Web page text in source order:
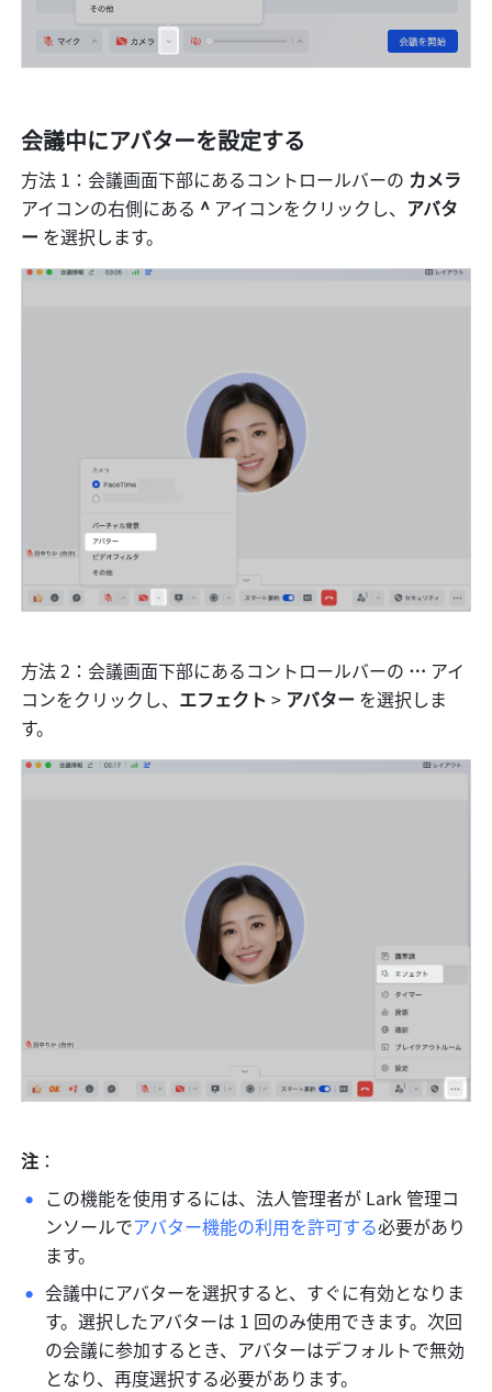
会議中にアバターを設定する
方法 1：会議画面下部にあるコントロールバーの
アイコンの右側にある ^ アイコンをクリックし、 アバタ
ー を選択します。
方法 2：会議画面下部にあるコントロールバーの … アイ
コンをクリックし、 エフェクト > アバター を選択しま
す。
注 ：
この機能を使用するには、法人管理者が Lark 管理コ
ンソールでアバター機能の利用を許可する必要があり
ます。
会議中にアバターを選択すると、すぐに有効となりま
す。選択したアバターは 1 回のみ使用できます。次回
の会議に参加するとき、アバターはデフォルトで無効
となり、再度選択する必要があります。